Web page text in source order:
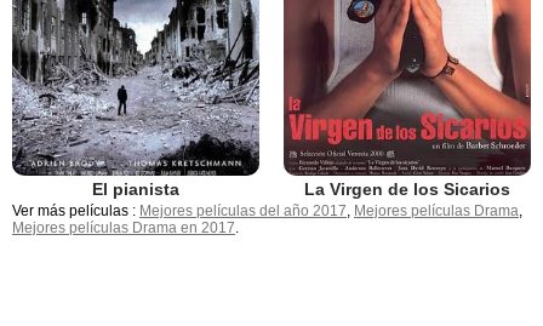
El pianista La Virgen de los Sicarios
Ver más películas : Mejores películas del año 2017 Mejores películas Drama
Mejores películas Drama en 2017